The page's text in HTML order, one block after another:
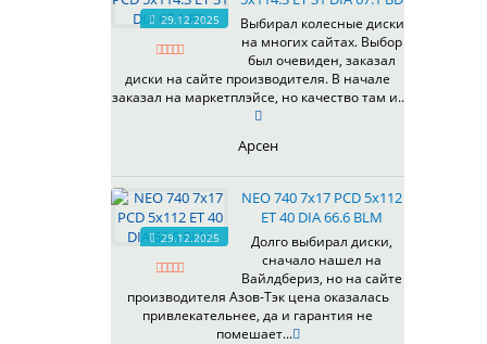
336
337
401
408
410
411
414
417
66,6
67,1
70,1
72,6
73,1
74,1
75.1
78.1
HS
MG
MGM
OrD
SL
W
WB
WD
29.12.2025
Выбирал колесные диски
на многих сайтах. Выбор
был очевиден, заказал
диски на сайте производителя. В начале
заказал на маркетплэйсе, но качество там и..
Арсен
29.12.2025
NEO 740 7x17 PCD 5x112
ET 40 DIA 66.6 BLM
Долго выбирал диски,
сначало нашел на
Вайлдбериз, но на сайте
производителя Азов-Тэк цена оказалась
привлекательнее, да и гарантия не
помешает...